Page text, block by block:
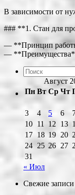
В зависимости от
### **1. Стан для
— **Принцип
— **Преимущества**:
Август
Пн Вт Ср Чт
3
4 5 6
10 11 12 13
17 18 19 20
24 25 26 27
31
« Июл
Свежие записи